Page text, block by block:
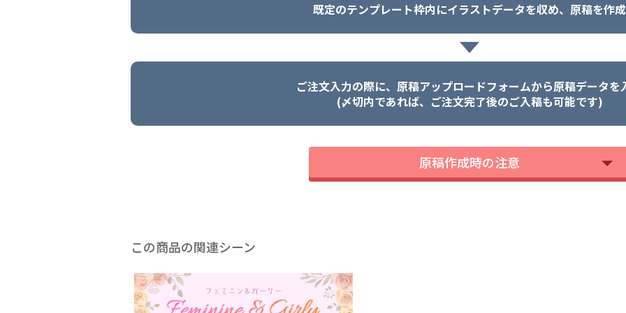
既定のテンプレート枠内にイラストデータを収め、原稿を作成
ご注文入力の際に、原稿アップロードフォームから原稿データを
(〆切内であれば、ご注文完了後のご入稿も可能です)
原稿作成時の注意
この商品の関連シーン